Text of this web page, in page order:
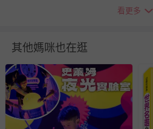
包含完整包裝、配件、說明文件
瑕疵退換貨所產生的運費，將
退貨，您可至『查詢訂單』>『
並點選『我要退貨』即可進行
至媽咪愛LINE@客服ID:
與服務，謝謝。
看更多
其他媽咪也在逛